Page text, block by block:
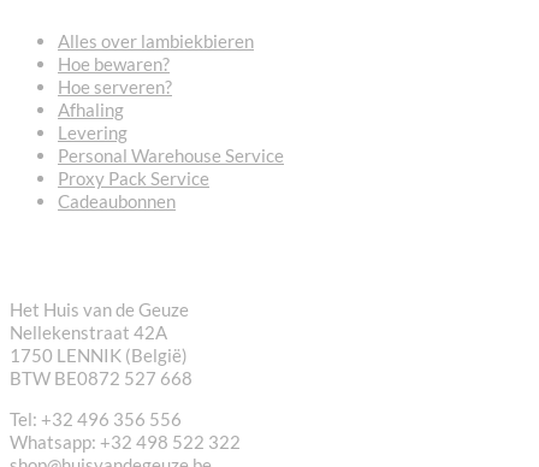
Alles over lambiekbieren
Hoe bewaren?
Hoe serveren?
Afhaling
Levering
Personal Warehouse Service
Proxy Pack Service
Cadeaubonnen
Het Huis van de Geuze
Nellekenstraat 42A
1750 LENNIK (België)
BTW BE0872 527 668
Tel: +32 496 356 556
Whatsapp: +32 498 522 322